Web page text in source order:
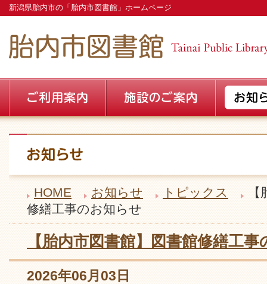
新潟県胎内市の「胎内市図書館」ホームページ
HOME お知らせ トピックス
修繕工事のお知らせ
【胎内市図書館】図書館修繕工
2026年06月03日